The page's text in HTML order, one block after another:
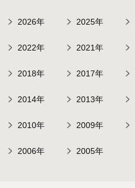
2026年 2025年
2022年 2021年
2018年 2017年
2014年 2013年
2010年 2009年
2006年 2005年